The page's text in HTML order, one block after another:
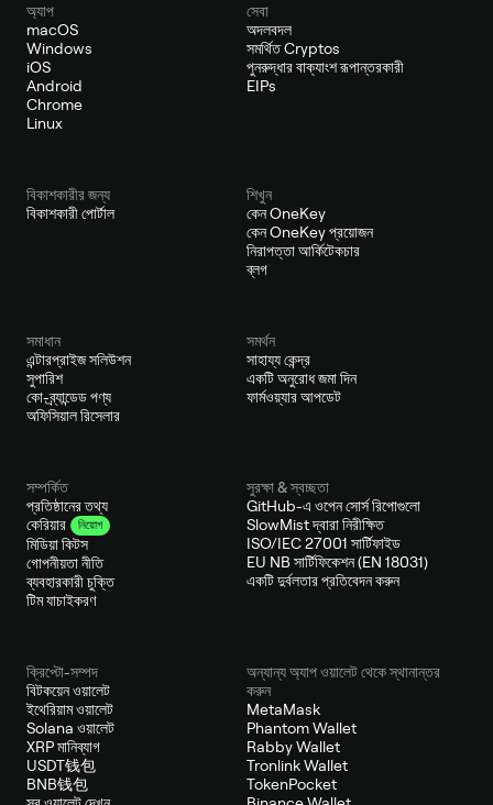
অ্যাপ
macOS
Windows
iOS
Android
Chrome
Linux
সেবা
অদলবদল
সমর্থিত Cryptos
পুনরুদ্ধার বাক্যাংশ রূপান্তরকারী
EIPs
বিকাশকারীর জন্য
বিকাশকারী পোর্টাল
শিখুন
কেন OneKey
কেন OneKey প্রয়োজন
নিরাপত্তা আর্কিটেকচার
ব্লগ
সমাধান
এন্টারপ্রাইজ সলিউশন
সুপারিশ
কো-ব্র্যান্ডেড পণ্য
অফিসিয়াল রিসেলার
সমর্থন
সাহায্য কেন্দ্র
একটি অনুরোধ জমা দিন
ফার্মওয়্যার আপডেট
সম্পর্কিত
প্রতিষ্ঠানের তথ্য
কেরিয়ার
নিয়োগ
মিডিয়া কিটস
গোপনীয়তা নীতি
ব্যবহারকারী চুক্তি
টিম যাচাইকরণ
সুরক্ষা & স্বচ্ছতা
GitHub-এ ওপেন সোর্স রিপোগুলো
SlowMist দ্বারা নিরীক্ষিত
ISO/IEC 27001 সার্টিফাইড
EU NB সার্টিফিকেশন (EN 18031)
একটি দুর্বলতার প্রতিবেদন করুন
ক্রিপ্টো-সম্পদ
বিটকয়েন ওয়ালেট
ইথেরিয়াম ওয়ালেট
Solana ওয়ালেট
XRP মানিব্যাগ
USDT钱包
BNB钱包
অন্যান্য অ্যাপ ওয়ালেট থেকে স্থানান্তর
করুন
MetaMask
Phantom Wallet
Rabby Wallet
Tronlink Wallet
TokenPocket